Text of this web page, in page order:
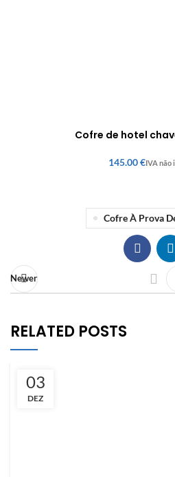
Cofre de hotel
€
Cofre À Prova
Newer
RELATED POSTS
03
DEZ